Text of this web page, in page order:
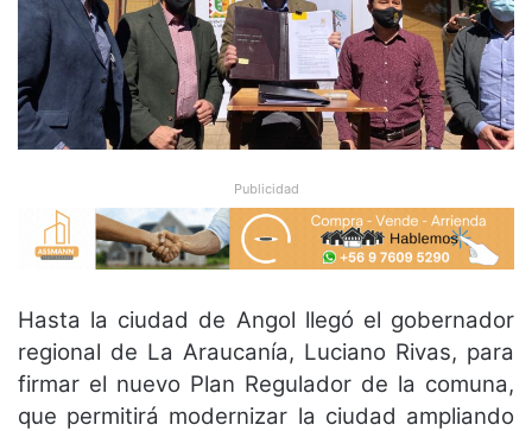
Publicidad
Hasta la ciudad de Angol llegó el gobernador
regional de La Araucanía, Luciano Rivas, para
firmar el nuevo Plan Regulador de la comuna,
que permitirá modernizar la ciudad ampliando